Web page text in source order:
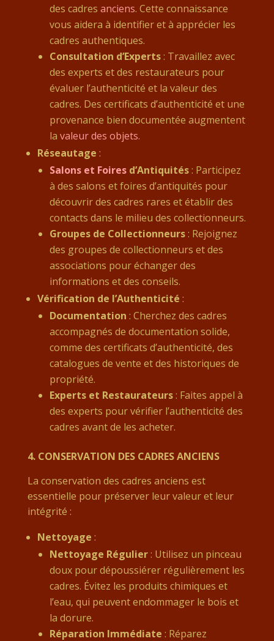
des cadres anciens. Cette connaissance
vous aidera à identifier et à apprécier les
cadres authentiques.
Consultation d’Experts: Travaillez avec
des experts et des restaurateurs pour
évaluer l’authenticité et la valeur des
cadres. Des certificats d’authenticité et une
provenance bien documentée augmentent
la valeur des objets.
Réseautage :
Salons et Foiresd’Antiquités: Participez
à des salons et foires d’antiquités pour
découvrir des cadres rares et établir des
contacts dans le milieu des collectionneurs.
Groupes de Collectionneurs: Rejoignez
des groupes de collectionneurs et des
associations pour échanger des
informations et des conseils.
Vérification de l’Authenticité :
Documentation : Cherchez des cadres
accompagnés de documentation solide,
comme des certificats d’authenticité, des
catalogues de vente et des historiques de
propriété.
Experts et Restaurateurs: Faites appel à
des experts pour vérifier l’authenticité des
cadres avant de les acheter.
4. CONSERVATION DES CADRES ANCIENS
La conservation des cadres anciens est
essentielle pour préserver leur valeur et leur
intégrité :
Nettoyage :
Nettoyage Régulier: Utilisez un pinceau
doux pour dépoussiérer régulièrement les
cadres. Évitez les produits chimiques et
l’eau, qui peuvent endommager le bois et
la dorure.
Réparation Immédiate : Réparez